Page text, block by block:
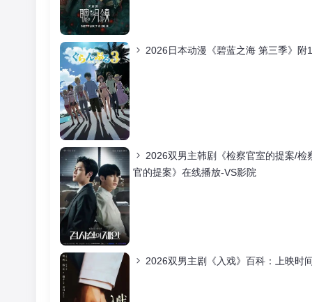
2026日本动漫《碧蓝之海 第三季》
2026双男主韩剧《检察官室的提案/
官的提案》在线播放-VS影院
2026双男主剧《入戏》百科：上映时